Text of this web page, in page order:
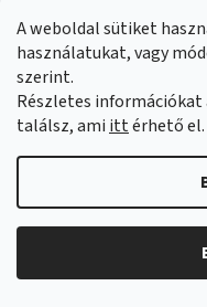
A weboldal sütiket
használatukat, vagy
szerint.
Részletes információkat
találsz, ami ittérhető el.
Raktáron
15 200 Ft
BŐVEBBEN
Nebbia logóval az ujján,
kényelmesen illeszkedik,
semmilyen módon nem